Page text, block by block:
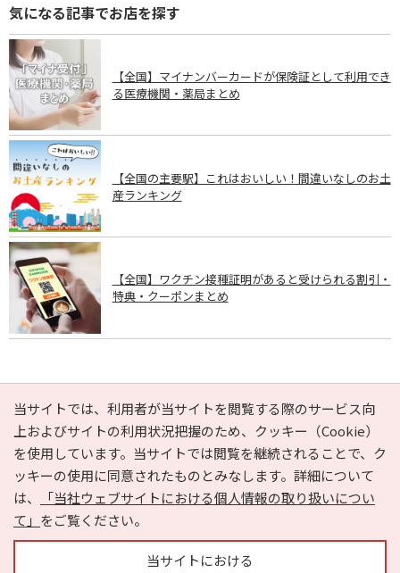
気になる記事でお店を探す
【全国】マイナンバーカードが保険証として利用でき
る医療機関・薬局まとめ
【全国の主要駅】これはおいしい！間違いなしのお土
産ランキング
【全国】ワクチン接種証明があると受けられる割引・
特典・クーポンまとめ
PAGE TOP
当サイトでは、利用者が当サイトを閲覧する際のサービス向
上およびサイトの利用状況把握のため、クッキー（Cookie）
を使用しています。当サイトでは閲覧を継続されることで、ク
ッキーの使用に同意されたものとみなします。詳細について
は、
「当社ウェブサイトにおける個人情報の取り扱いについ
て」 をご覧ください。
当サイトにおける
e-NAVITA（イーナビタ）とは？ お気に入り
ヘルプ
利用規約
個人情報の取り扱いについて
運営会社
サイトマップ
広告掲載に関するお問い合わせ